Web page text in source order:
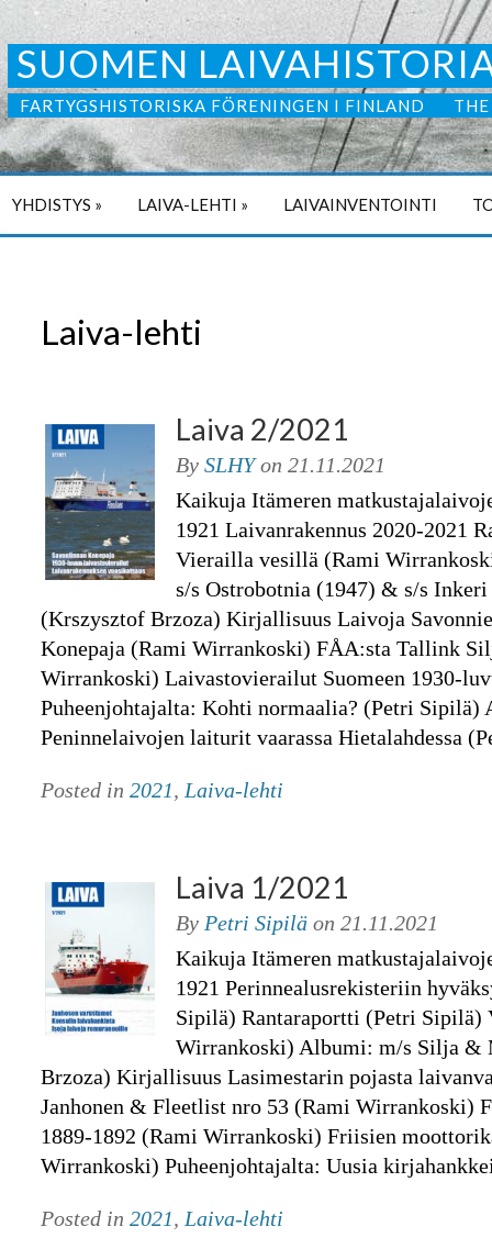
SUOMEN
FARTYGSHISTORISKA FÖRENINGEN I FINLAND
YHDISTYS » LAIVA-LEHTI » LAIVAINVENTOINTI
Laiva-lehti
Laiva 2/2021
By SLHYon 21.11.2021
Kaikuja Itämeren
1921 Laivanrakennus 2020-2021
Vierailla vesillä (Rami
s/s Ostrobotnia (1947) & s/s
(Krszysztof Brzoza) Kirjallisuus Laivoja
Konepaja (Rami Wirrankoski) FÅA:sta Tallink
Wirrankoski) Laivastovierailut Suomeen 1930-
Puheenjohtajalta: Kohti normaalia? (Petri Sipilä)
Peninnelaivojen laiturit vaarassa Hietalahdessa
Posted in 2021, Laiva-lehti
Laiva 1/2021
By Petri Sipilä on 21.11.2021
Kaikuja Itämeren
1921 Perinnealusrekisteriin
Sipilä) Rantaraportti (Petri
Wirrankoski) Albumi: m/s Silja &
Brzoza) Kirjallisuus Lasimestarin pojasta
Janhonen & Fleetlist nro 53 (Rami Wirrankoski)
1889­-1892 (Rami Wirrankoski) Friisien
Wirrankoski) Puheenjohtajalta: Uusia
Posted in 2021, Laiva-lehti